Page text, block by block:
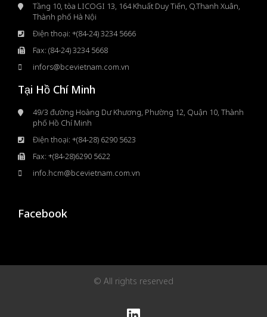
Tầng 10, tòa LICOGI 13, 164 Khuất Duy Tiến, Q.Thanh Xuân,
Thành phố Hà Nội
Điện thoại: +(84-24) 3234 5666
Fax: (84-24) 3234 5668
infors@bcevietnam.com.vn
Tại Hồ Chí Minh
49/3 đường Hoàng Dư Khương, Phường 12, Quận 10, Thành
phố Hồ Chí Minh
Điện thoại: +(84-28) 6290 5623
Fax: +(84-28)6290 5622
info.hcm@bcevietnam.com.vn
Facebook
© All rights reserved